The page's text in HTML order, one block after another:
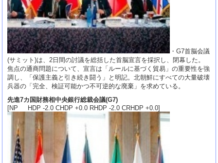
・G7首脳会議
(サミット)は、2日間の討議を総括した首脳宣言を採択し、閉幕した。
焦点の通商問題について、宣言は「ルールに基づく貿易」の重要性を強
調し、「保護主義と引き続き闘う」と明記。北朝鮮にすべての大量破壊
兵器の「完全、検証可能かつ不可逆的な廃棄」を求めている。
先進7カ国財務相中央銀行総裁会議(G7)
[NP HDP -2.0 CHDP +0.0 RHDP -2.0 CRHDP +0.0]